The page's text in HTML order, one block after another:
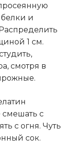
и
1 см.
смотря в
с
с огня. Чуть
сок.